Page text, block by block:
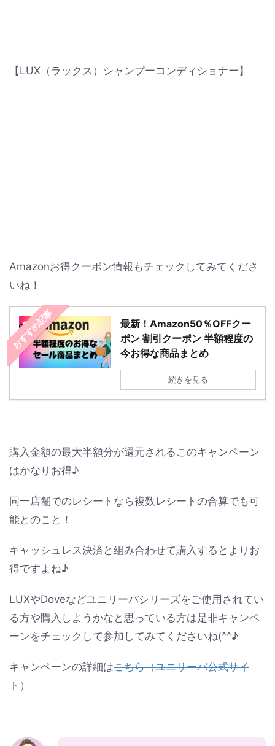
【LUX（ラックス）シャンプーコンディショナー】
Amazonお得クーポン情報もチェックしてみてくださ
いね！
おすすめ記事
最新！Amazon50％OFFクー
ポン 割引クーポン 半額程度の
今お得な商品まとめ
続きを見る
購入金額の最大半額分が還元されるこのキャンペーン
はかなりお得♪
同一店舗でのレシートなら複数レシートの合算でも可
能とのこと！
キャッシュレス決済と組み合わせて購入するとよりお
得ですよね♪
LUXやDoveなどユニリーバシリーズをご使用されてい
る方や購入しようかなと思っている方は是非キャンペ
ーンをチェックして参加してみてくださいね(^^♪
キャンペーンの詳細はこちら（ユニリーバ公式サイ
ト）